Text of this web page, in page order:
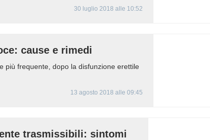
30 luglio 2018 alle 10:52
cause e rimedi
più frequente, dopo la disfunzione erettile
13 agosto 2018 alle 09:45
trasmissibili: sintomi